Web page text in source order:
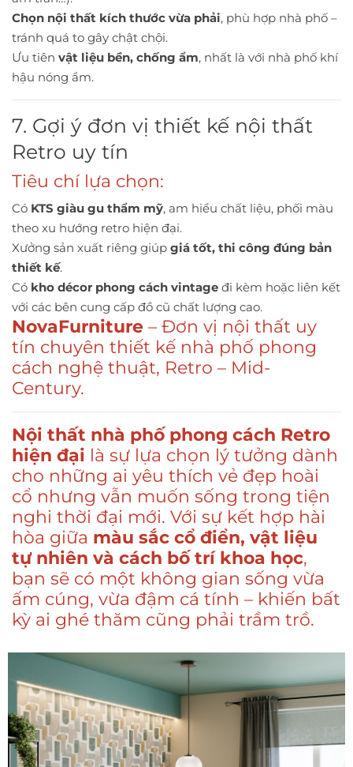
Chọn nội thất kích thước vừa phải, phù hợp nhà phố –
tránh quá to gây chật chội.
Ưu tiên vật liệu bền, chống ẩm, nhất là với nhà phố khí
hậu nóng ẩm.
7. Gợi ý đơn vị thiết kế nội thất
Retro uy tín
Tiêu chí lựa chọn:
Có KTS giàu gu thẩm mỹ, am hiểu chất liệu, phối màu
theo xu hướng retro hiện đại.
Xưởng sản xuất riêng giúp giá tốt, thi công đúng bản
thiết kế.
Có kho décor phong cách vintage đi kèm hoặc liên kết
với các bên cung cấp đồ cũ chất lượng cao.
NovaFurniture – Đơn vị nội thất uy
tín chuyên thiết kế nhà phố phong
cách nghệ thuật, Retro – Mid-
Century.
Nội thất nhà phố phong cách Retro
hiện đại là sự lựa chọn lý tưởng dành
cho những ai yêu thích vẻ đẹp hoài
cổ nhưng vẫn muốn sống trong tiện
nghi thời đại mới. Với sự kết hợp hài
hòa giữa màu sắc cổ điển, vật liệu
tự nhiên và cách bố trí khoa học,
bạn sẽ có một không gian sống vừa
ấm cúng, vừa đậm cá tính – khiến bất
kỳ ai ghé thăm cũng phải trầm trồ.